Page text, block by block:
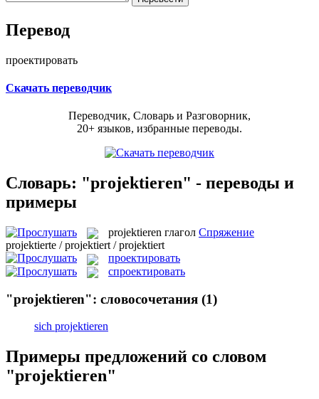
Перевод
проектировать
Скачать переводчик
Переводчик, Словарь и Разговорник,
20+ языков, избранные переводы.
Словарь: "projektieren" - переводы и
примеры
projektieren глагол Спряжение
projektierte / projektiert / projektiert
проектировать
спроектировать
"projektieren": словосочетания (1)
sich projektieren
Примеры предложений со словом
"projektieren"